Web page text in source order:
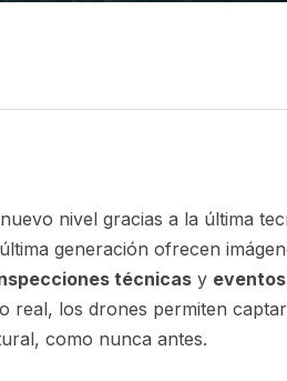
nivel gracias a la última
generación ofrecen
técnicas y
los drones permiten
como nunca antes.